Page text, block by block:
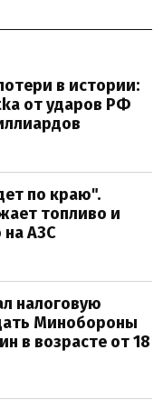
в истории:
от ударов РФ
по краю".
топливо и
на АЗС
налоговую
Минобороны
в возрасте от 18